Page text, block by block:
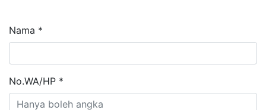
Nama *
No.WA/HP *